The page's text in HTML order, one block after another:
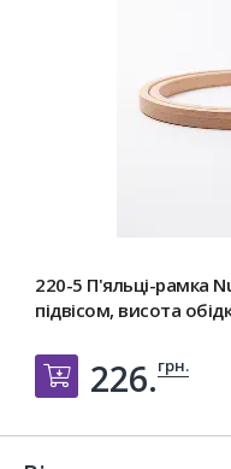
220-5 П'яльці-рамка
підвісом, висота
Добавить в
226.грн.